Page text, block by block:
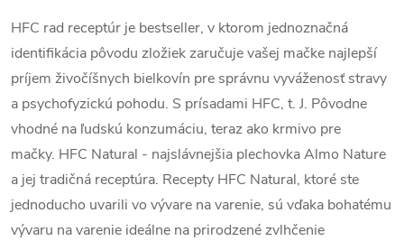
HFC rad receptúr je bestseller, v ktorom jednoznačná
identifikácia pôvodu zložiek zaručuje vašej mačke najlepší
príjem živočíšnych bielkovín pre správnu vyváženosť stravy
a psychofyzickú pohodu. S prísadami HFC, t. J. Pôvodne
vhodné na ľudskú konzumáciu, teraz ako krmivo pre
mačky. HFC Natural - najslávnejšia plechovka Almo Nature
a jej tradičná receptúra. Recepty HFC Natural, ktoré ste
jednoducho uvarili vo vývare na varenie, sú vďaka bohatému
vývaru na varenie ideálne na prirodzené zvlhčenie